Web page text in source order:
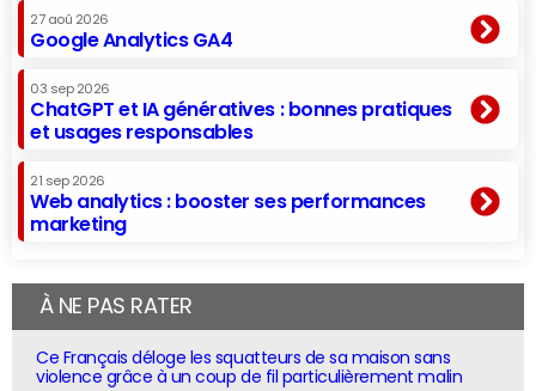
27 aoû 2026
Google Analytics GA4
03 sep 2026
ChatGPT et IA génératives : bonnes pratiques
et usages responsables
21 sep 2026
Web analytics : booster ses performances
marketing
À NE PAS RATER
Ce Français déloge les squatteurs de sa maison sans
violence grâce à un coup de fil particulièrement malin